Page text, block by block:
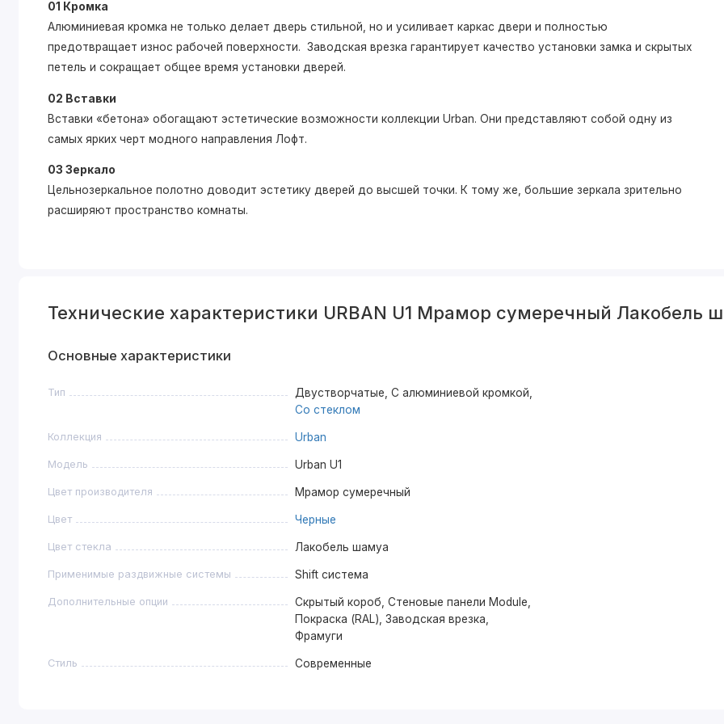
01 Кромка
Алюминиевая кромка не только делает дверь стильной, но и усиливает каркас двери и полностью
предотвращает износ рабочей поверхности. Заводская врезка гарантирует качество установки замка и скрытых
петель и сокращает общее время установки дверей.
02 Вставки
Вставки «бетона» обогащают эстетические возможности коллекции Urban. Они представляют собой одну из
самых ярких черт модного направления Лофт.
03 Зеркало
Цельнозеркальное полотно доводит эстетику дверей до высшей точки. К тому же, большие зеркала зрительно
расширяют пространство комнаты.
Технические характеристики URBAN U1 Мрамор сумеречный Лакобель
Основные характеристики
Тип
Двустворчатые, С алюминиевой кромкой,
Со стеклом
Коллекция Urban
Модель Urban U1
Цвет производителя Мрамор сумеречный
Цвет Черные
Цвет стекла Лакобель шамуа
Применимые раздвижные системы Shift система
Дополнительные опции
Скрытый короб, Стеновые панели Module,
Покраска (RAL), Заводская врезка,
Фрамуги
Стиль Современные